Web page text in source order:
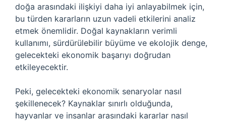
doğa arasındaki ilişkiyi daha iyi anlayabilmek için,
bu türden kararların uzun vadeli etkilerini analiz
etmek önemlidir. Doğal kaynakların verimli
kullanımı, sürdürülebilir büyüme ve ekolojik denge,
gelecekteki ekonomik başarıyı doğrudan
etkileyecektir.
Peki, gelecekteki ekonomik senaryolar nasıl
şekillenecek? Kaynaklar sınırlı olduğunda,
hayvanlar ve insanlar arasındaki kararlar nasıl